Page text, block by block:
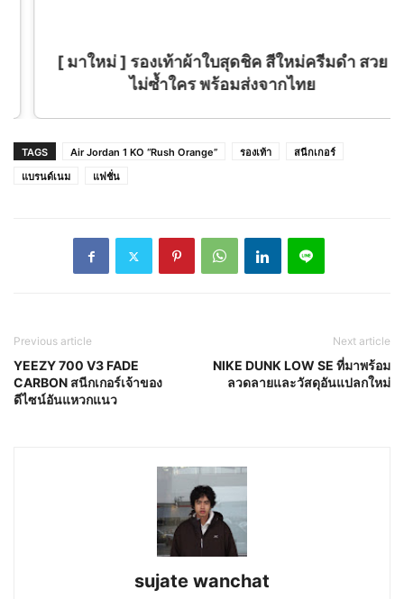
[ มาใหม่ ] รองเท้าผ้าใบสุดชิค สีใหม่ครีมดำ สวย
ไม่ซ้ำใคร พร้อมส่งจากไทย
TAGS Air Jordan 1 KO “Rush Orange” รองเท้า
สนีกเกอร์
แบรนด์เนม
แฟชั่น
Previous article
YEEZY 700 V3 FADE
CARBON สนีกเกอร์เจ้าของ
ดีไซน์อันแหวกแนว
Next article
NIKE DUNK LOW SE ที่มาพร้อม
ลวดลายและวัสดุอันแปลกใหม่
sujate wanchat